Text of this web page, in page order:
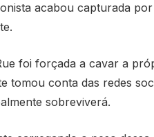
acabou capturada
foi forçada a cavar a
tomou conta das redes
sobreviverá.